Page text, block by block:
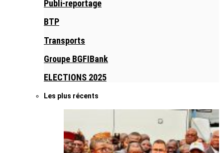
Publi-reportage
BTP
Transports
Groupe BGFIBank
ELECTIONS 2025
Les plus récents